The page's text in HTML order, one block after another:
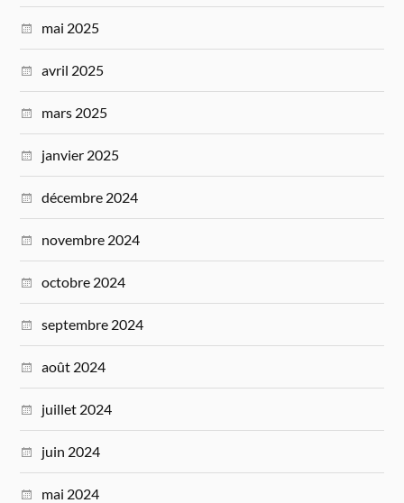
mai 2025
avril 2025
mars 2025
janvier 2025
décembre 2024
novembre 2024
octobre 2024
septembre 2024
août 2024
juillet 2024
juin 2024
mai 2024